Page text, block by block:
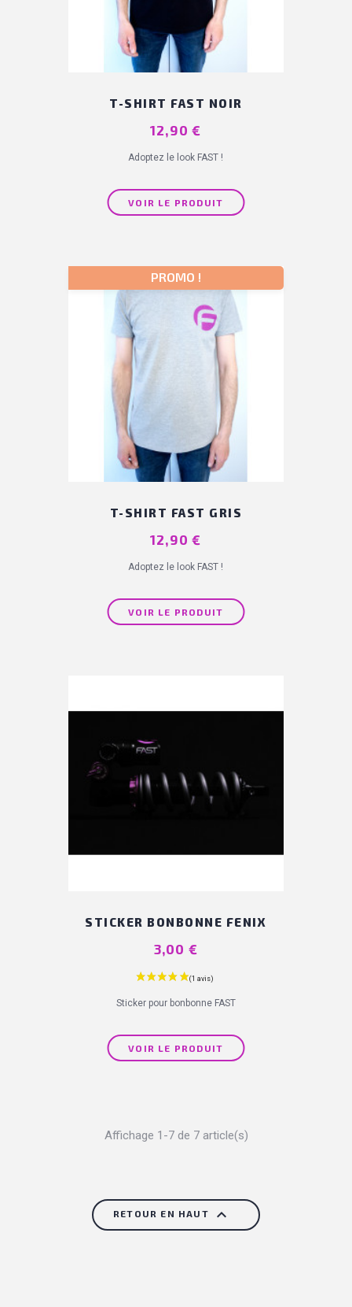
T-SHIRT FAST NOIR
Prix
12,90 €
Adoptez le look FAST !
VOIR LE PRODUIT
T-SHIRT FAST GRIS
Prix
12,90 €
Adoptez le look FAST !
VOIR LE PRODUIT
PROMO !
STICKER BONBONNE FENIX
Prix
3,00 €
Sticker pour bonbonne FAST
VOIR LE PRODUIT
Affichage 1-7 de 7 article(s)
RETOUR EN HAUT 